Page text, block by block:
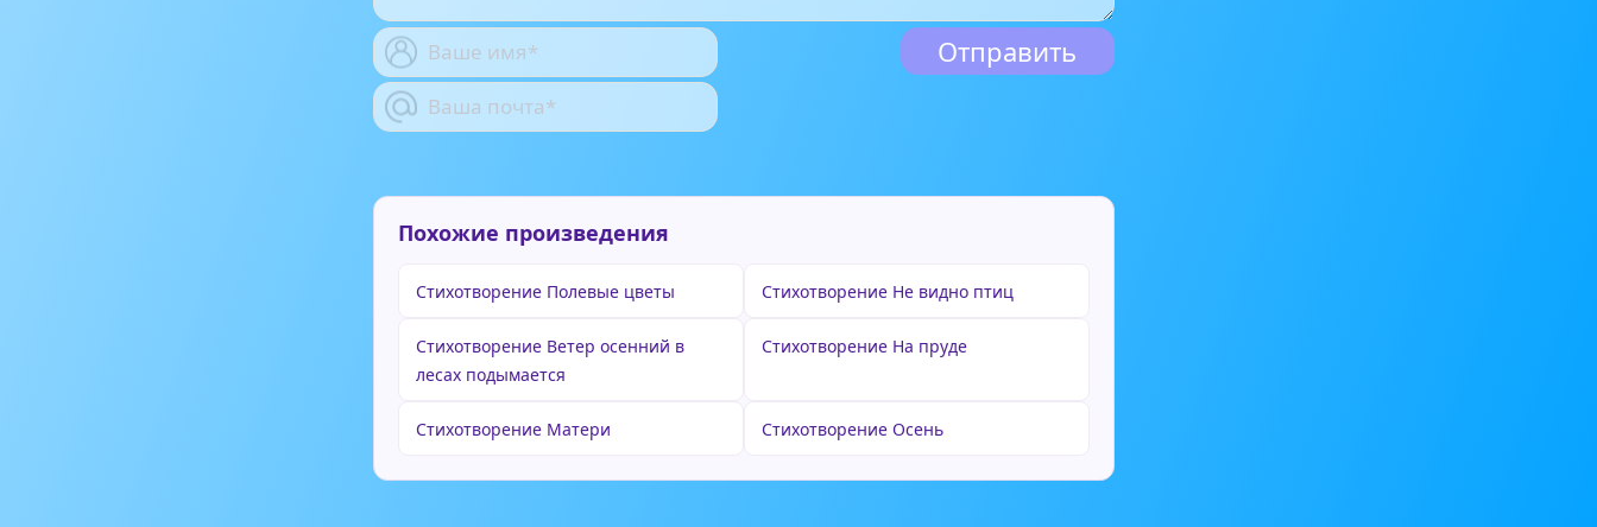
Похожие произведения
Стихотворение Полевые цветы Стихотворение Не видно птиц
Стихотворение Ветер осенний в
лесах подымается
Стихотворение На пруде
Стихотворение Матери Стихотворение Осень